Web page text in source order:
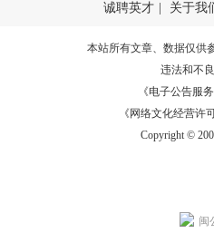
诚聘英才 关于我
本站所有文章、数据仅供
违法和不
《电子公告服务
《网络文化经营许
Copyright ©
闽